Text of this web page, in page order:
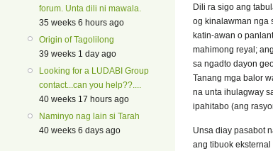
forum. Unta dili ni mawala.
35 weeks 6 hours ago
Origin of Tagolilong
39 weeks 1 day ago
Looking for a LUDABI Group
contact...can you help??....
40 weeks 17 hours ago
Naminyo nag lain si Tarah
40 weeks 6 days ago
Dili ra sigo ang
og kinalawman nga
katin-awan o
mahimong reyal;
sa ngadto dayon
Tanang mga balor
na unta ihulagway
ipahitabo (ang
Unsa diay pasabot
ang tibuok